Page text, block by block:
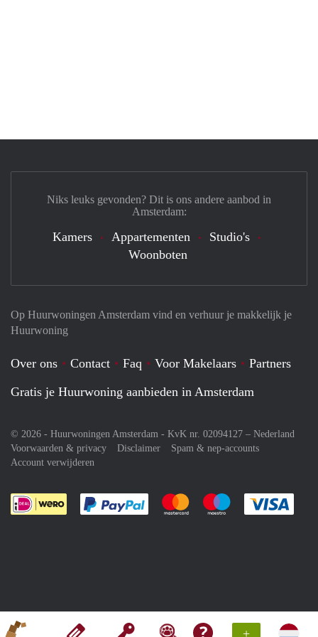
+
Op Huurwoningen Amsterdam vind en verhuur je makkelijk je
Huurwoning
Over ons Contact Faq Voor Makelaars
Partners
Gratis je Huurwoning aanbieden in Amsterdam
© 2026 - Huurwoningen Amsterdam - KvK nr. 02094127 – Nederland
Voorwaarden & privacy
Disclaimer
Spam & nep-accounts
Account verwijderen
Je rekent gemakkelijk af met Paypal
Je rekent gemakkelijk af met
Je rekent
Niks leuks gevonden? Dit is ons andere aanbod in
Amsterdam:
Kamers Appartementen
Studio's
Woonboten